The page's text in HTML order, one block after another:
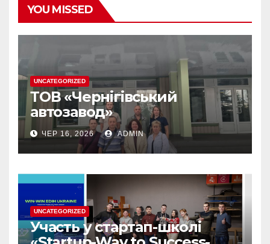
YOU MISSED
UNCATEGORIZED
ТОВ «Чернігівський
автозавод»
ЧЕР 16, 2026 ADMIN
UNCATEGORIZED
Участь у стартап-школі